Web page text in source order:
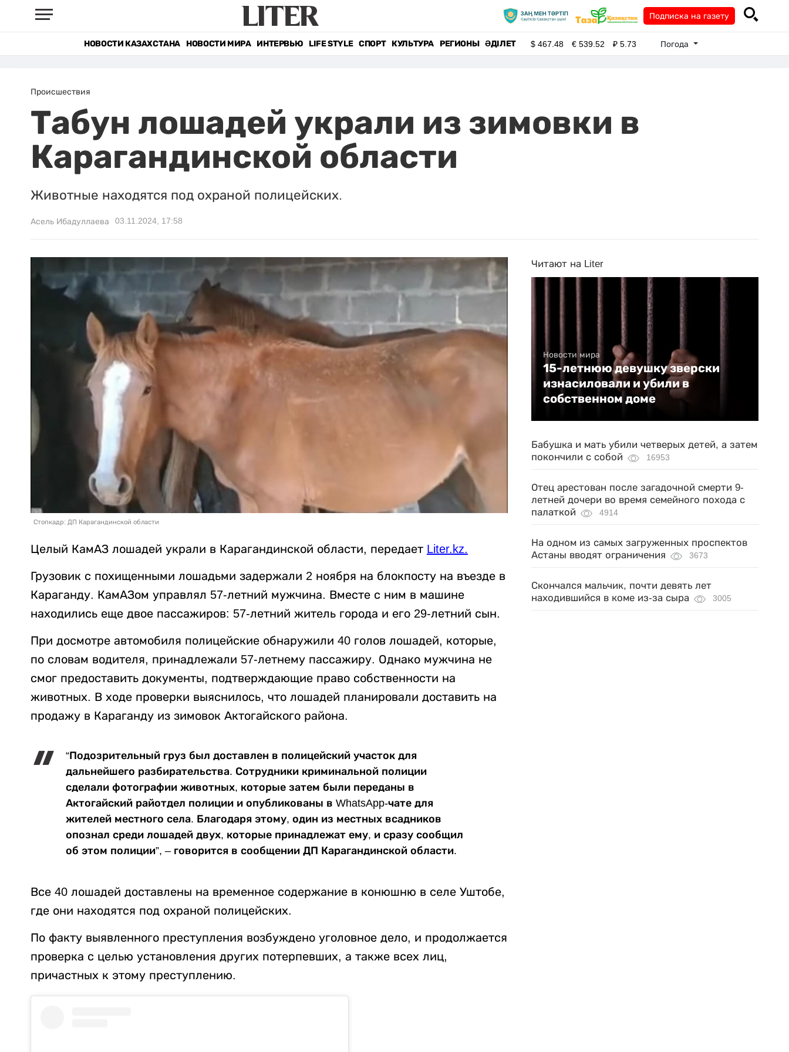
Подписка на газету
НОВОСТИ КАЗАХСТАНА НОВОСТИ МИРА ИНТЕРВЬЮ LIFE STYLE СПОРТ КУЛЬТУРА РЕГИОНЫ ӘДІЛЕТ $467.48 €539.52 ₽5.73 Погода
Происшествия
Табун лошадей украли из зимовки в
Карагандинской области
Животные находятся под охраной полицейских.
Асель Ибадуллаева 03.11.2024, 17:58
Стопкадр: ДП Карагандинской области
Целый КамАЗ лошадей украли в Карагандинской области, передает Liter.kz.
Грузовик с похищенными лошадьми задержали 2 ноября на блокпосту на въезде в
Караганду. КамАЗом управлял 57-летний мужчина. Вместе с ним в машине
находились еще двое пассажиров: 57-летний житель города и его 29-летний сын.
При досмотре автомобиля полицейские обнаружили 40 голов лошадей, которые,
по словам водителя, принадлежали 57-летнему пассажиру. Однако мужчина не
смог предоставить документы, подтверждающие право собственности на
животных. В ходе проверки выяснилось, что лошадей планировали доставить на
продажу в Караганду из зимовок Актогайского района.
“Подозрительный груз был доставлен в полицейский участок для
дальнейшего разбирательства. Сотрудники криминальной полиции
сделали фотографии животных, которые затем были переданы в
Актогайский райотдел полиции и опубликованы в WhatsApp-чате для
жителей местного села. Благодаря этому, один из местных всадников
опознал среди лошадей двух, которые принадлежат ему, и сразу сообщил
об этом полиции”, – говорится в сообщении ДП Карагандинской области.
Все 40 лошадей доставлены на временное содержание в конюшню в селе Уштобе,
где они находятся под охраной полицейских.
По факту выявленного преступления возбуждено уголовное дело, и продолжается
проверка с целью установления других потерпевших, а также всех лиц,
причастных к этому преступлению.
Читают на Liter
Новости мира
15-летнюю девушку зверски
изнасиловали и убили в
собственном доме
Бабушка и мать убили четверых детей, а затем
покончили с собой
16953
Отец арестован после загадочной смерти 9-
летней дочери во время семейного похода с
палаткой
4914
На одном из самых загруженных проспектов
Астаны вводят ограничения
3673
Скончался мальчик, почти девять лет
находившийся в коме из-за сыра
3005